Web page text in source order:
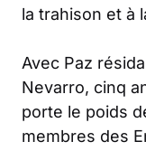
la trahison et à
Avec Paz
Nevarro, cinq
porte le poids
membres des